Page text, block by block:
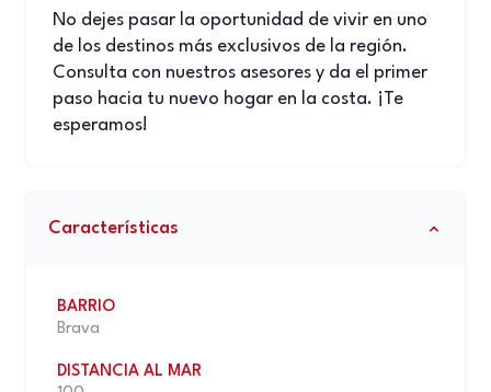
No dejes pasar la oportunidad de vivir en uno
de los destinos más exclusivos de la región.
Consulta con nuestros asesores y da el primer
paso hacia tu nuevo hogar en la costa. ¡Te
esperamos!
Características
BARRIO
Brava
DISTANCIA AL MAR